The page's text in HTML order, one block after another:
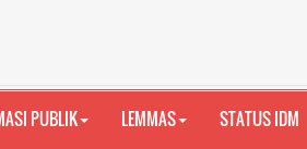
PUBLIK LEMMAS STATUS IDM